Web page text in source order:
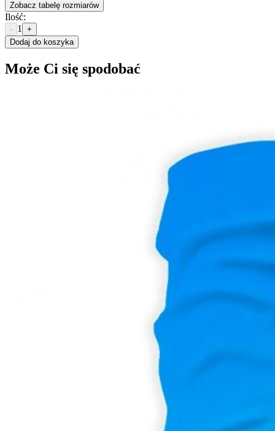
Zobacz tabelę rozmiarów
Ilość:
- 1
+
Dodaj do koszyka
Może Ci się spodobać